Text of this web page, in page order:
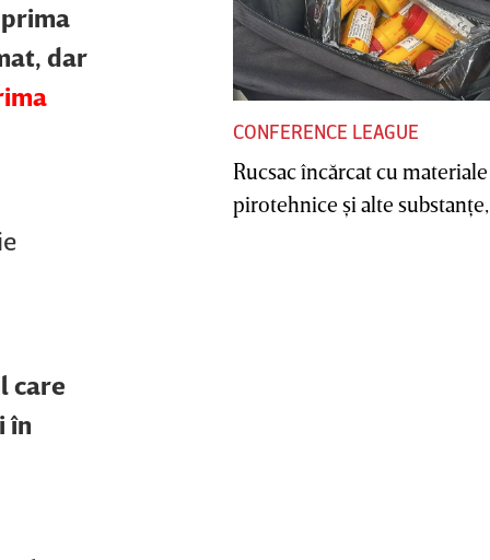
dar
care
în
CONFERENCE LEAGUE
Rucsac încărcat cu materiale
pirotehnice şi alte substanţe,